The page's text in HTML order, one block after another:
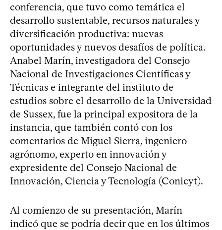
conferencia, que tuvo como temática el
desarrollo sustentable, recursos naturales y
diversificación productiva: nuevas
oportunidades y nuevos desafíos de política.
Anabel Marín, investigadora del Consejo
Nacional de Investigaciones Científicas y
Técnicas e integrante del instituto de
estudios sobre el desarrollo de la Universidad
de Sussex, fue la principal expositora de la
instancia, que también contó con los
comentarios de Miguel Sierra, ingeniero
agrónomo, experto en innovación y
expresidente del Consejo Nacional de
Innovación, Ciencia y Tecnología (Conicyt).
Al comienzo de su presentación, Marín
indicó que se podría decir que en los últimos